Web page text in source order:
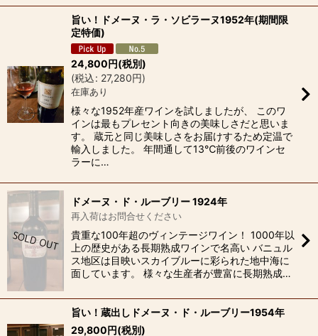
旨い！ドメーヌ・ラ・ソビラーヌ1952年(期間限
定特価)
24,800円(税別)
(税込: 27,280円)
在庫あり
様々な1952年産ワインを試しましたが、 このワ
インは最もプレセント向きの美味しさだと思いま
す。 蔵元と同じ美味しさをお届けするため定温で
輸入しました。 年間通して13℃前後のワインセ
ラーに…
ドメーヌ・ド・ルーブリー 1924年
再入荷はお問合せください
貴重な100年超のヴィンテージワイン！ 1000年以
上の歴史がある長期熟成ワインで名高い バニュル
ス地区は目映いスカイブルーに彩られた地中海に
面しています。 様々な生産者が豊富に長期熟成…
旨い！蔵出しドメーヌ・ド・ルーブリー1954年
29,800円(税別)